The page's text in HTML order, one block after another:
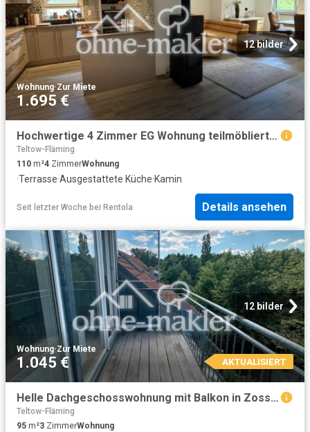
12 bilder
Wohnung·Zur Miete
1.695 €
Hochwertige 4 Zimmer EG Wohnung teilmöbliert mit Kamin und Terrasse in Klausdorf am Mellensee
Teltow-Fläming
110 m²4 ZimmerWohnung
·Terrasse·Ausgestattete Küche·Kamin
Seit letzter Woche bei Rentola Details ansehen
12 bilder
Wohnung·Zur Miete
1.045 € AKTUALISIERT
Helle Dachgeschosswohnung mit Balkon in Zossen Wünsdorf
Teltow-Fläming
95 m²3 ZimmerWohnung